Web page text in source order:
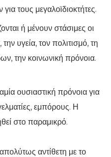
τους μεγαλοϊδιοκτήτες.
ή μένουν στάσιμες οι
υγεία, τον πολιτισμό, τη
την κοινωνική πρόνοια.
ουσιαστική πρόνοια για
εμπόρους. Η
στο παραμικρό.
αντίθετη με το